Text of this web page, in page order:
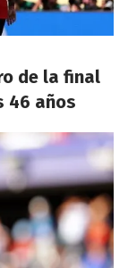
de la final
46 años